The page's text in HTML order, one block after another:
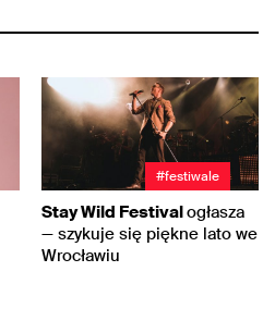
#festiwale
Stay Wild Festivalogłasza
— szykuje się piękne lato we
Wrocławiu